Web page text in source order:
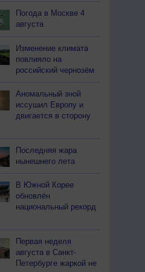
Погода в Москве 4
августа
Изменение климата
повлияло на
российский чернозём
Аномальный зной
иссушил Европу и
двигается в сторону
Последняя жара
нынешнего лета
В Южной Корее
обновлён
национальный рекорд
Первая неделя
августа в Санкт-
Петербурге жаркой не